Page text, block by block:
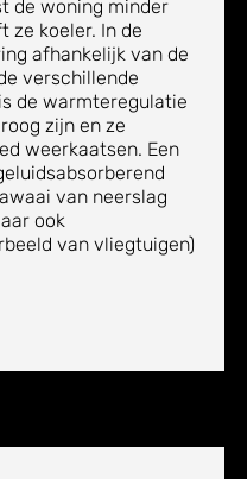
de woning minder
ze koeler. In de
afhankelijk van de
verschillende
de warmteregulatie
zijn en ze
weerkaatsen. Een
van neerslag
ook
van vliegtuigen)